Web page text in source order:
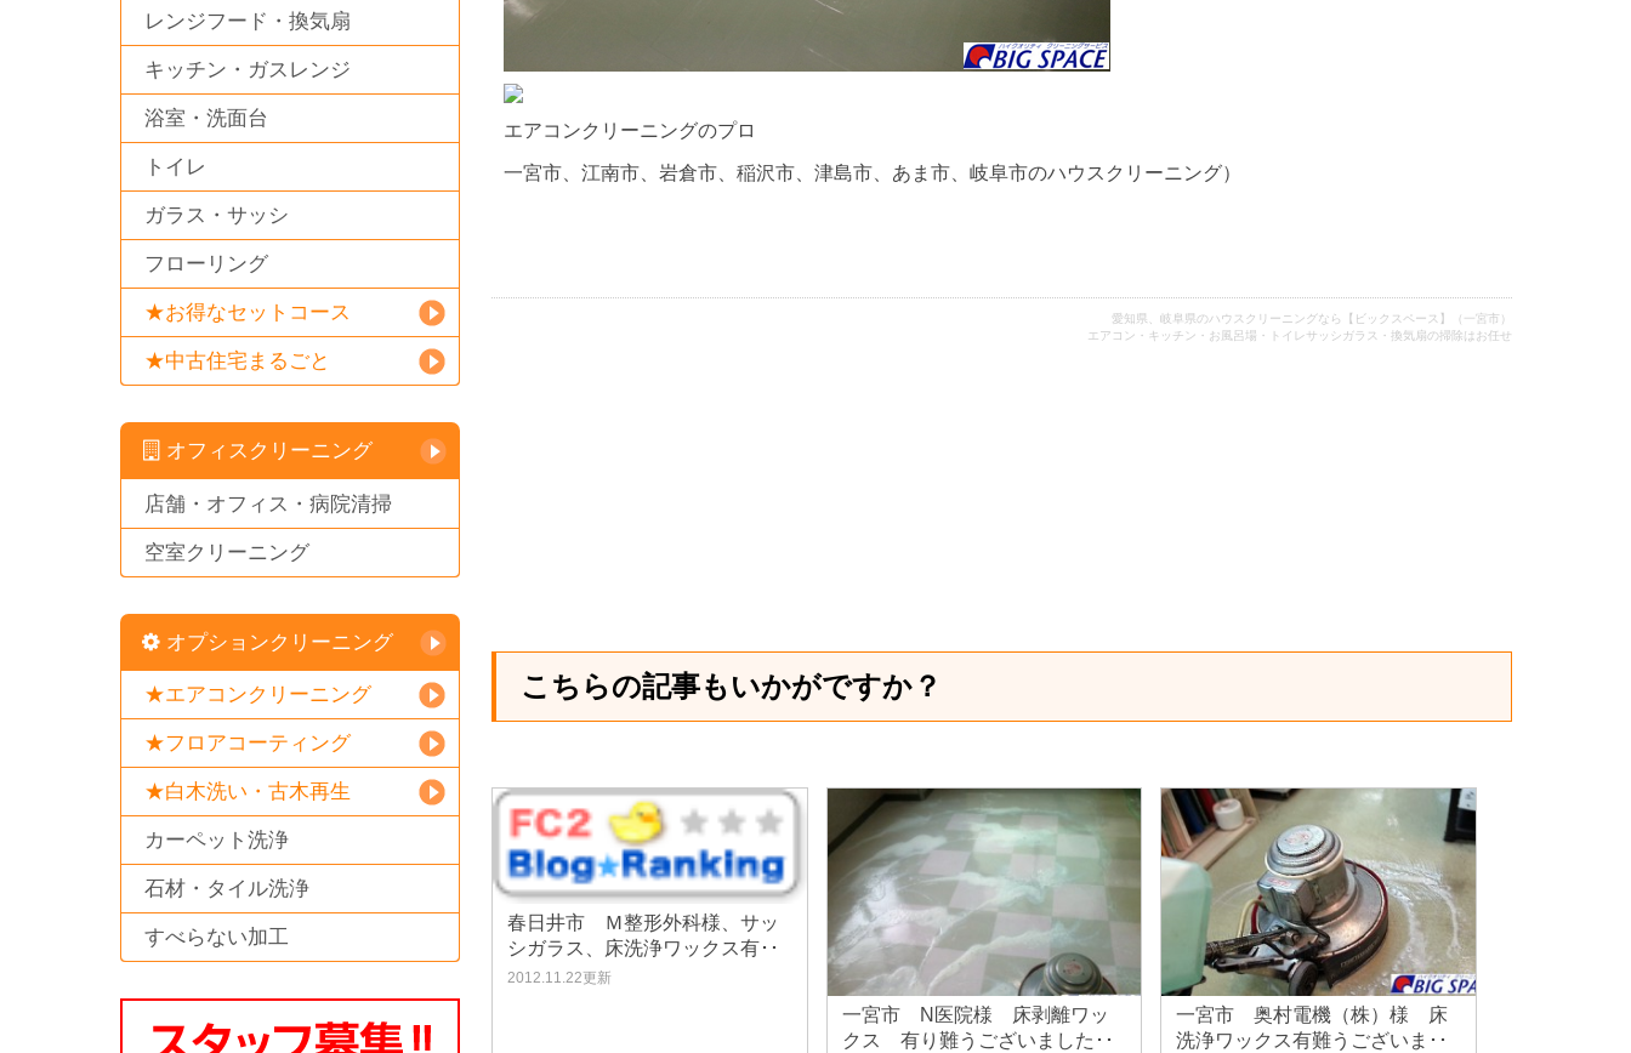
エアコンクリーニングのプロ
一宮市、江南市、岩倉市、稲沢市、津島市、あま市、岐阜市のハウスクリーニング）
愛知県、岐阜県のハウスクリーニングなら【ビックスペース】（一宮市）
エアコン・キッチン・お風呂場・トイレサッシガラス・換気扇の掃除はお任せ
こちらの記事もいかがですか？
春日井市 Ｍ整形外科様、サッ
シガラス、床洗浄ワックス有･･
2012.11.22更新
一宮市 N医院様 床剥離ワッ
クス 有り難うございました･･
一宮市 奥村電機（株）様 床
洗浄ワックス有難うございま･･
レンジフード・換気扇
キッチン・ガスレンジ
浴室・洗面台
トイレ
ガラス・サッシ
フローリング
★お得なセットコース
★中古住宅まるごと
オフィスクリーニング
店舗・オフィス・病院清掃
空室クリーニング
オプションクリーニング
★エアコンクリーニング
★フロアコーティング
★白木洗い・古木再生
カーペット洗浄
石材・タイル洗浄
すべらない加工